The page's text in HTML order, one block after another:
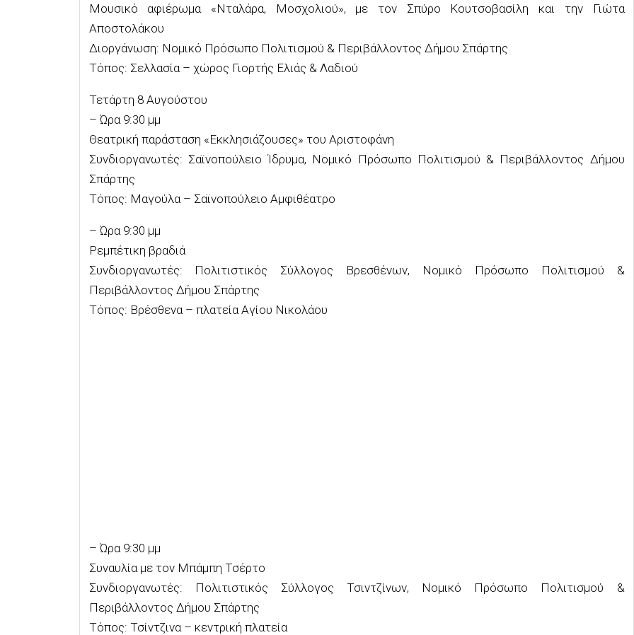
Μουσικό αφιέρωμα «Νταλάρα, Μοσχολιού», με τον Σπύρο Κουτσοβασίλη και την Γιώτα
Αποστολάκου
Διοργάνωση: Νομικό Πρόσωπο Πολιτισμού & Περιβάλλοντος Δήμου Σπάρτης
Τόπος: Σελλασία – χώρος Γιορτής Ελιάς & Λαδιού
Τετάρτη 8 Αυγούστου
– Ώρα 9:30 μμ
Θεατρική παράσταση «Εκκλησιάζουσες» του Αριστοφάνη
Συνδιοργανωτές: Σαϊνοπούλειο Ίδρυμα, Νομικό Πρόσωπο Πολιτισμού & Περιβάλλοντος Δήμου
Σπάρτης
Τόπος: Μαγούλα – Σαϊνοπούλειο Αμφιθέατρο
– Ώρα 9:30 μμ
Ρεμπέτικη βραδιά
Συνδιοργανωτές: Πολιτιστικός Σύλλογος Βρεσθένων, Νομικό Πρόσωπο Πολιτισμού &
Περιβάλλοντος Δήμου Σπάρτης
Τόπος: Βρέσθενα – πλατεία Αγίου Νικολάου
– Ώρα 9:30 μμ
Συναυλία με τον Μπάμπη Τσέρτο
Συνδιοργανωτές: Πολιτιστικός Σύλλογος Τσιντζίνων, Νομικό Πρόσωπο Πολιτισμού &
Περιβάλλοντος Δήμου Σπάρτης
Τόπος: Τσίντζινα – κεντρική πλατεία